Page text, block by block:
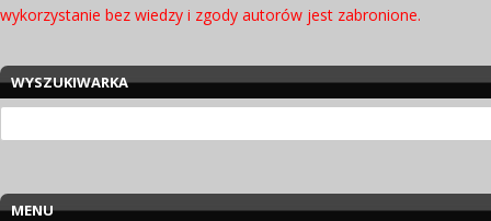
wykorzystanie bez wiedzy i zgody autorów jest zabronione.
WYSZUKIWARKA
MENU